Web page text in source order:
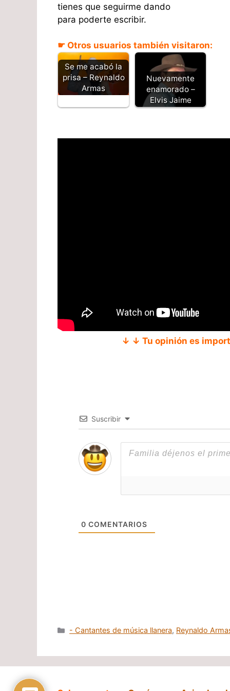
tienes que seguirme dando
para poderte escribir.
☛ Otros usuarios también visitaron:
Se me acabó la
prisa – Reynaldo
Armas
Nuevamente
enamorado –
Elvis Jaime
↓ ↓ Tu opinión es
Suscribir
0 COMENTARIOS
Categorías
- Cantantes de música llanera, Reynaldo